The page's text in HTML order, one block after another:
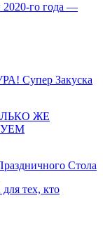
го года —
Закуска
ЖЕ
Стола
тех, кто